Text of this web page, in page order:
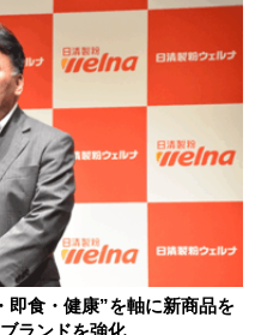
即食・健康”を軸に新商品を
ランドを強化